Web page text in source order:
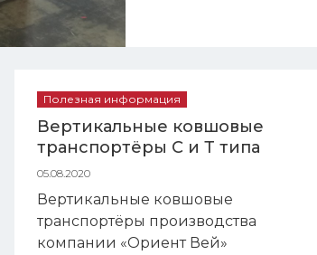
Полезная информация
Вертикальные ковшовые
транспортёры С и Т типа
05.08.2020
Вертикальные ковшовые
транспортёры производства
компании «Ориент Вей»